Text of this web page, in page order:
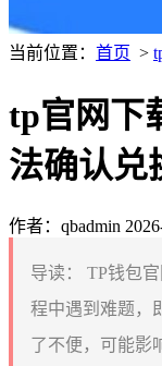
当前位置： 首页 >
tp官网下
法确认兑
作者：qbadmin
导读：
TP钱包
程中遇到难题，
了不便，可能影